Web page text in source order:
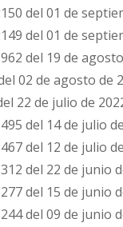
del 01 de
del 01 de
del 19 de
02 de agosto de
22 de julio de
del 14 de julio
del 12 de julio
del 22 de junio
del 15 de junio
del 09 de junio